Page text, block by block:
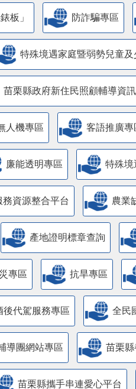
板」 防詐騙專區
特殊境遇家庭暨弱勢兒童
苗栗縣政府新住民照顧輔導資
人機專區 客語推廣專
廉能透明專區 特殊境
資源整合平台 農業
產地證明標章查詢
專區 抗旱專區
後代駕服務專區 全民
導團網站專區 苗栗
苗栗縣攜手串連愛心平台